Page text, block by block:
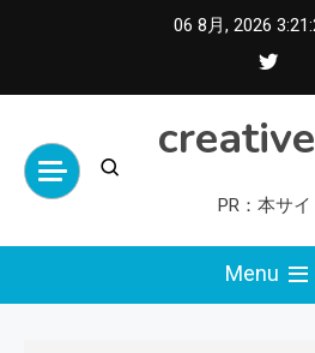
06 8月, 2026
PR：本サ
Menu